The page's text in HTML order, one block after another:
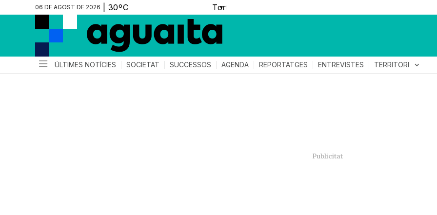
06 DE AGOST DE 2026 ▼
ÚLTIMES NOTÍCIES SOCIETAT SUCCESSOS AGENDA REPORTATGES ENTREVISTES TERRITORI expand_more